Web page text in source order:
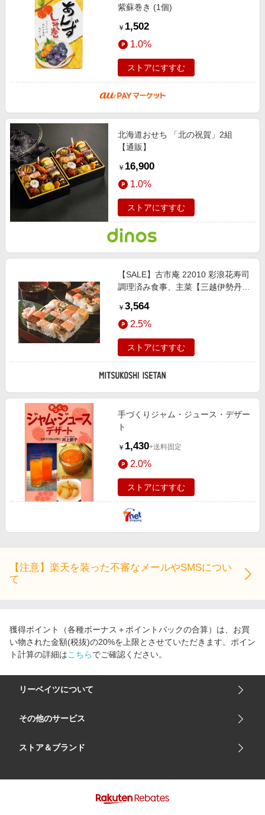
紫蘇巻き (1個)
￥ 1,502
1.0%
ストアにすすむ
北海道おせち 「北の祝賀」2組
【通販】
￥ 16,900
1.0%
ストアにすすむ
【SALE】古市庵 22010 彩浪花寿司
調理済み食事、主菜【三越伊勢丹/
￥ 3,564
2.5%
ストアにすすむ
手づくりジャム・ジュース・デザー
ト
￥ 1,430+送料固定
2.0%
ストアにすすむ
【注意】楽天を装った不審なメールやSMSについ
て
獲得ポイント（各種ボーナス＋ポイントバックの合算）は、お買
い物された金額(税抜)の20%を上限とさせていただきます。ポイン
ト計算の詳細はこちらでご確認ください。
リーベイツについて
会社概要
サイトマップ
リーベイツ ポイントアシスト
その他のサービス
楽天市場
ストア＆ブランド